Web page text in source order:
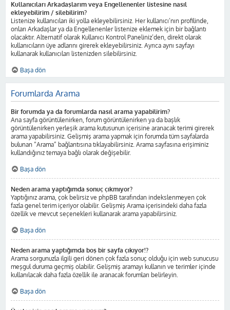
Kullanıcıları Arkadaşlarım veya Engellenenler listesine nasıl
ekleyebilirim / silebilirim?
Listenize kullanıcıları iki yolla ekleyebilirsiniz. Her kullanıcı’nın profilinde,
onları Arkadaşlar ya da Engellenenler listenize eklemek için bir bağlantı
olacaktır. Alternatif olarak Kullanıcı Kontrol Paneliniz’den, direkt olarak
kullanıcıların üye adlarını girerek ekleyebilirsiniz. Ayrıca aynı sayfayı
kullanarak kullanıcıları listenizden silebilirsiniz.
Başa dön
Forumlarda Arama
Bir forumda ya da forumlarda nasıl arama yapabilirim?
Ana sayfa görüntülenirken, forum görüntülenirken ya da başlık
görüntülenirken yerleşik arama kutusunun içerisine aranacak terimi girerek
arama yapabilirsiniz. Gelişmiş arama yapmak için forumda tüm sayfalarda
bulunan “Arama” bağlantısına tıklayabilirsiniz. Arama sayfasına erişiminiz
kullandığınız temaya bağlı olarak değişebilir.
Başa dön
Neden arama yaptığımda sonuç çıkmıyor?
Yaptığınız arama, çok belirsiz ve phpBB tarafından indekslenmeyen çok
fazla genel terim içeriyor olabilir. Gelişmiş Arama içerisindeki daha fazla
özellik ve mevcut seçenekleri kullanarak arama yapabilirsiniz.
Başa dön
Neden arama yaptığımda boş bir sayfa çıkıyor!?
Arama sorgunuzla ilgili geri dönen çok fazla sonuç olduğu için web sunucusu
meşgul duruma geçmiş olabilir. Gelişmiş aramayı kullanın ve terimler içinde
kullanılacak daha fazla özellik ile aranacak forumları belirleyin.
Başa dön